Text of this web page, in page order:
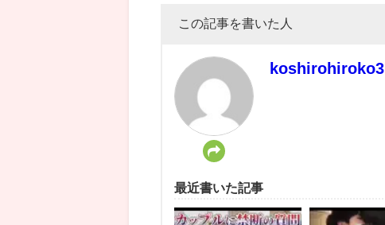
この記事を書いた人
koshirohiroko3
最近書いた記事